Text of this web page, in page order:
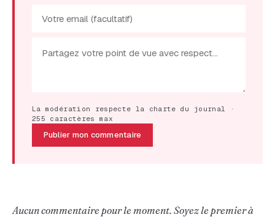
La modération respecte la charte du journal ·
255 caractères max
Publier mon commentaire
Aucun commentaire pour le moment. Soyez le premier à